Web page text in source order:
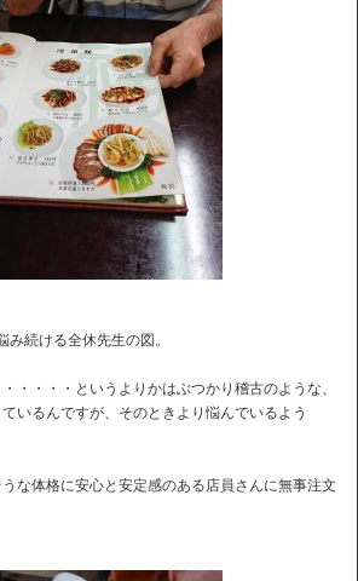
み続ける全休先生の図。
・・・・というよりかはぶつかり稽古のような、
いるんですが、そのときより悩んでいるよう
な体格に安心と安定感のある店員さんに無事注文